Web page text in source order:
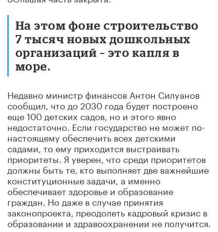
На этом фоне строительство
7 тысяч новых дошкольных
организаций – это капля в
море.
Недавно министр финансов Антон Силуанов
сообщил, что до 2030 года будет построено
еще 100 детских садов, но и этого явно
недостаточно. Если государство не может по-
настоящему обеспечить всех детскими
садами, то ему приходится выстраивать
приоритеты. Я уверен, что среди приоритетов
должны быть те, кто выполняет две важнейшие
конституционные задачи, а именно
обеспечивает здоровье и образование
граждан. Но даже в случае принятия
законопроекта, преодолеть кадровый кризис в
образовании и здравоохранении не получится.